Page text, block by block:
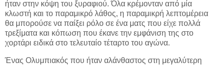
ήταν στην κόψη του ξυραφιού. Όλα κρέμονταν από μία
κλωστή και το παραμικρό λάθος, η παραμικρή λεπτομέρεια
θα μπορούσε να παίξει ρόλο σε ένα ματς που είχε πολλά
τρεξίματα και κόπωση που έκανε την εμφάνιση της στο
χορτάρι ειδικά στο τελευταίο τέταρτο του αγώνα.
Ένας Ολυμπιακός που ήταν αλάνθαστος στη μεγαλύτερη